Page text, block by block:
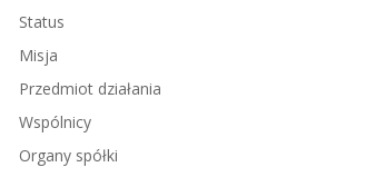
Status
Misja
Przedmiot działania
Wspólnicy
Organy spółki